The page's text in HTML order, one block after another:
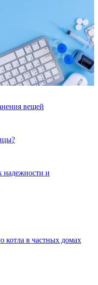
вещей
надежности и
котла в частных домах